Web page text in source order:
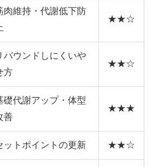
肉維持・代謝低下防
★★☆
バウンドしにくいや
方
★★☆
礎代謝アップ・体型
善
★★★
ットポイントの更新 ★★☆